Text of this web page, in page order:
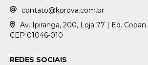
contato@korova.com.br
Av. Ipiranga, 200, Loja 77 | Ed. Copan
CEP 01046-010
REDES SOCIAIS